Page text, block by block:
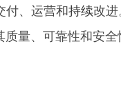
付、运营和持续改
量、可靠性和安全